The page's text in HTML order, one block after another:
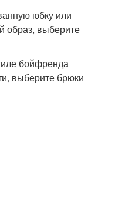
юбку или
образ, выберите
бойфренда
выберите брюки